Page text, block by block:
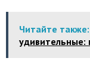
Читайте также:
удивительные: